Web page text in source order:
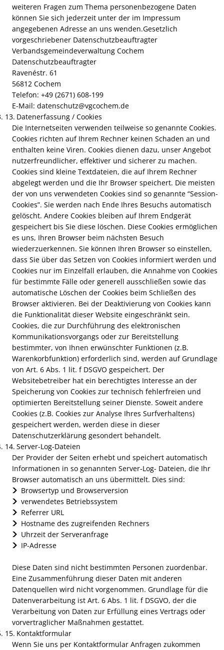
weiteren Fragen zum Thema personenbezogene Daten
können Sie sich jederzeit unter der im Impressum
angegebenen Adresse an uns wenden.Gesetzlich
vorgeschriebener Datenschutzbeauftragter
Verbandsgemeindeverwaltung Cochem
Datenschutzbeauftragter
Ravenéstr. 61
56812 Cochem
Telefon: +49 (2671) 608-199
E-Mail: datenschutz@vgcochem.de
Datenerfassung / Cookies
Die Internetseiten verwenden teilweise so genannte Cookies.
Cookies richten auf Ihrem Rechner keinen Schaden an und
enthalten keine Viren. Cookies dienen dazu, unser Angebot
nutzerfreundlicher, effektiver und sicherer zu machen.
Cookies sind kleine Textdateien, die auf Ihrem Rechner
abgelegt werden und die Ihr Browser speichert. Die meisten
der von uns verwendeten Cookies sind so genannte “Session-
Cookies”. Sie werden nach Ende Ihres Besuchs automatisch
gelöscht. Andere Cookies bleiben auf Ihrem Endgerät
gespeichert bis Sie diese löschen. Diese Cookies ermöglichen
es uns, Ihren Browser beim nächsten Besuch
wiederzuerkennen. Sie können Ihren Browser so einstellen,
dass Sie über das Setzen von Cookies informiert werden und
Cookies nur im Einzelfall erlauben, die Annahme von Cookies
für bestimmte Fälle oder generell ausschließen sowie das
automatische Löschen der Cookies beim Schließen des
Browser aktivieren. Bei der Deaktivierung von Cookies kann
die Funktionalität dieser Website eingeschränkt sein.
Cookies, die zur Durchführung des elektronischen
Kommunikationsvorgangs oder zur Bereitstellung
bestimmter, von Ihnen erwünschter Funktionen (z.B.
Warenkorbfunktion) erforderlich sind, werden auf Grundlage
von Art. 6 Abs. 1 lit. f DSGVO gespeichert. Der
Websitebetreiber hat ein berechtigtes Interesse an der
Speicherung von Cookies zur technisch fehlerfreien und
optimierten Bereitstellung seiner Dienste. Soweit andere
Cookies (z.B. Cookies zur Analyse Ihres Surfverhaltens)
gespeichert werden, werden diese in dieser
Datenschutzerklärung gesondert behandelt.
Server-Log-Dateien
Der Provider der Seiten erhebt und speichert automatisch
Informationen in so genannten Server-Log- Dateien, die Ihr
Browser automatisch an uns übermittelt. Dies sind:
Browsertyp und Browserversion
verwendetes Betriebssystem
Referrer URL
Hostname des zugreifenden Rechners
Uhrzeit der Serveranfrage
IP-Adresse
Diese Daten sind nicht bestimmten Personen zuordenbar.
Eine Zusammenführung dieser Daten mit anderen
Datenquellen wird nicht vorgenommen. Grundlage für die
Datenverarbeitung ist Art. 6 Abs. 1 lit. f DSGVO, der die
Verarbeitung von Daten zur Erfüllung eines Vertrags oder
vorvertraglicher Maßnahmen gestattet.
Kontaktformular
Wenn Sie uns per Kontaktformular Anfragen zukommen